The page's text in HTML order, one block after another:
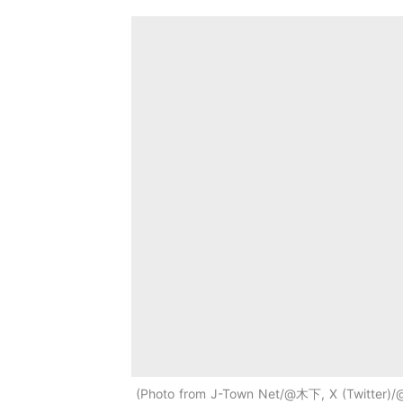
Photo from J-Town Net/@木下, X (Twitter)/